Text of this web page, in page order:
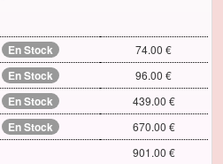
En Stock
74.00 €
En Stock
96.00 €
En Stock
439.00 €
En Stock
670.00 €
901.00 €